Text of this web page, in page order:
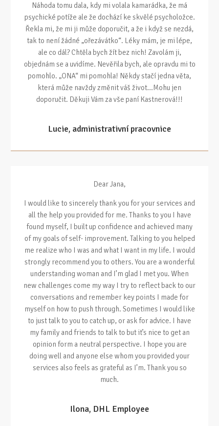
Náhoda tomu dala, kdy mi volala kamarádka, že má
psychické potíže ale že dochází ke skvělé psycholožce.
Řekla mi, že mi ji může doporučit, a že i když se nezdá,
tak to není žádné „ořezávátko“. Léky mám, je mi lépe,
ale co dál? Chtěla bych žít bez nich! Zavolám ji,
objednám se a uvidíme. Nevěřila bych, ale opravdu mi to
pomohlo. „ONA“ mi pomohla! Někdy stačí jedna věta,
která může navždy změnit váš život...Mohu jen
doporučit. Děkuji Vám za vše paní Kastnerová!!!
Lucie, administrativní pracovnice
Dear Jana,
I would like to sincerely thank you for your services and
all the help you provided for me. Thanks to you I have
found myself, I built up confidence and achieved many
of my goals of self- improvement. Talking to you helped
me realize who I was and what I want in my life. I would
strongly recommend you to others. You are a wonderful
understanding woman and I’m glad I met you. When
new challenges come my way I try to reflect back to our
conversations and remember key points I made for
myself on how to push through. Sometimes I would like
to just talk to you to catch up, or ask for advice. I have
my family and friends to talk to but it’s nice to get an
opinion form a neutral perspective. I hope you are
doing well and anyone else whom you provided your
services also feels as grateful as I’m. Thank you so
much.
Ilona, DHL Employee